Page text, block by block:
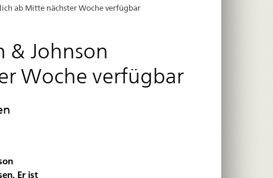
ab Mitte nächster Woche verfügbar
& Johnson
Woche verfügbar
Er ist